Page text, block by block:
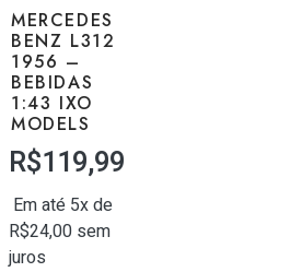
MERCEDES
BENZ L312
1956 –
BEBIDAS
1:43 IXO
MODELS
R$119,99
Em até 5x de
R$24,00 sem
juros